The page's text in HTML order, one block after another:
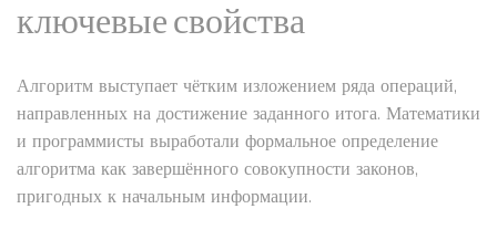
ключевые свойства
Алгоритм выступает чётким изложением ряда операций,
направленных на достижение заданного итога. Математики
и программисты выработали формальное определение
алгоритма как завершённого совокупности законов,
пригодных к начальным информации.